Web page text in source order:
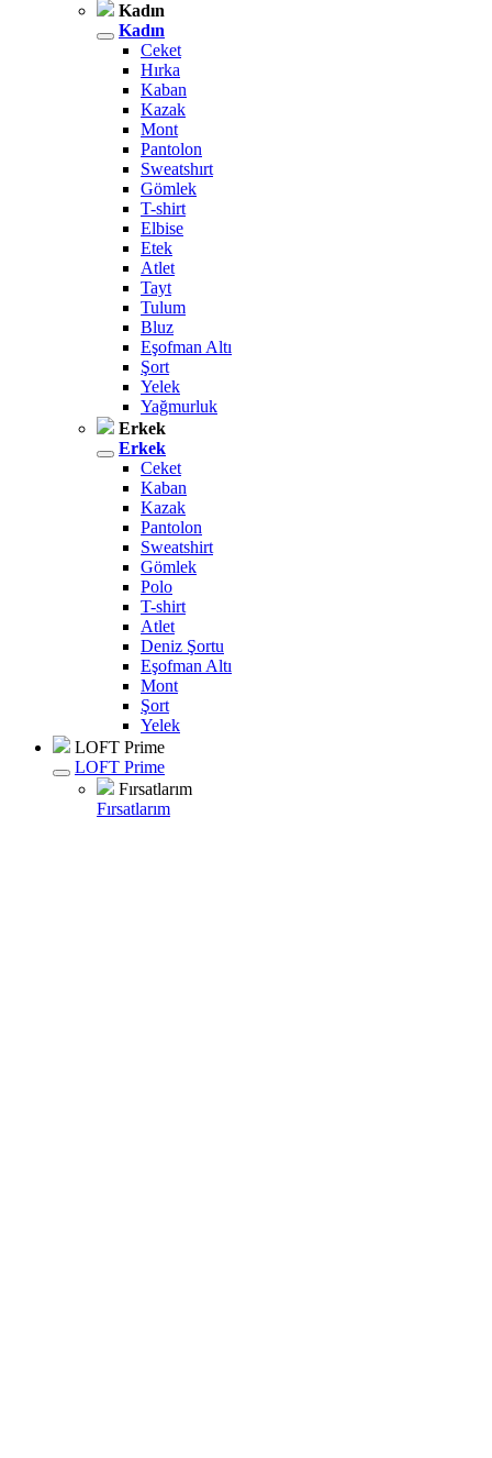
Kadın
Kadın
Ceket
Hırka
Kaban
Kazak
Mont
Pantolon
Sweatshırt
Gömlek
T-shirt
Elbise
Etek
Atlet
Tayt
Tulum
Bluz
Eşofman Altı
Şort
Yelek
Yağmurluk
Erkek
Erkek
Ceket
Kaban
Kazak
Pantolon
Sweatshirt
Gömlek
Polo
T-shirt
Atlet
Deniz Şortu
Eşofman Altı
Mont
Şort
Yelek
LOFT Prime
LOFT Prime
Fırsatlarım
Fırsatlarım